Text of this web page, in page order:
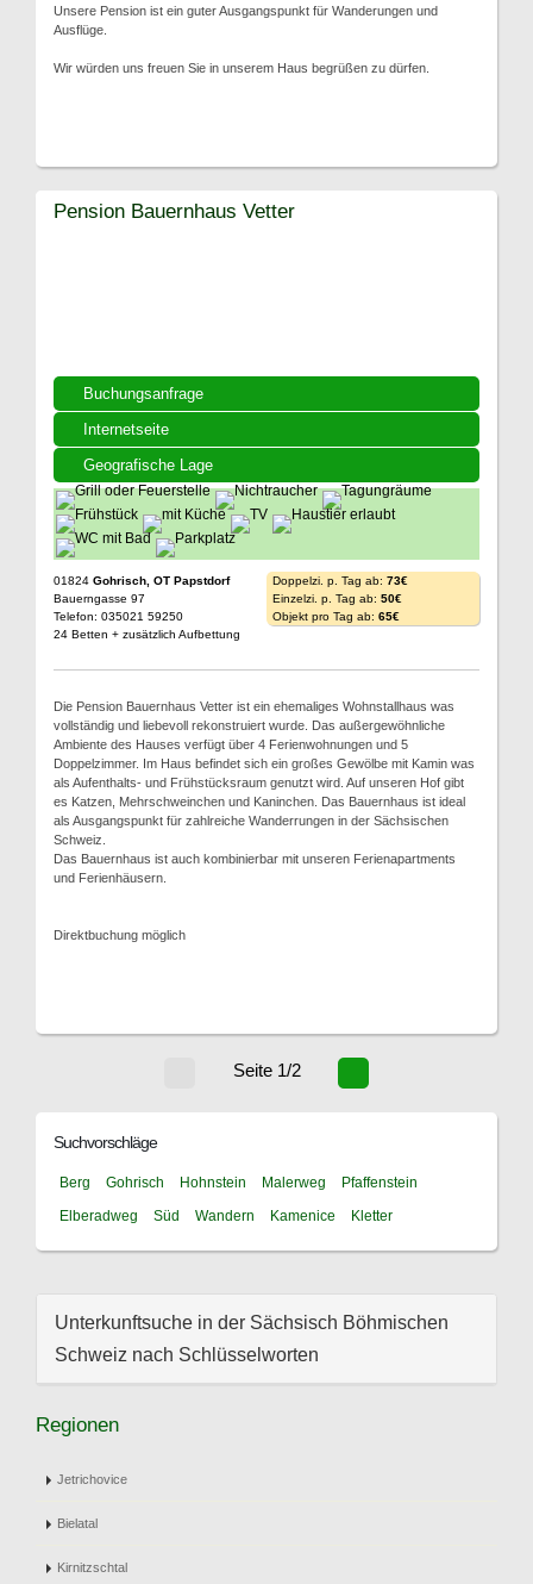
Unsere Pension ist ein guter Ausgangspunkt für Wanderungen und
Ausflüge.
Wir würden uns freuen Sie in unserem Haus begrüßen zu dürfen.
Buchungsanfrage
Internetseite
Geografische Lage
Pension Bauernhaus Vetter
01824 Gohrisch, OT Papstdorf
Bauerngasse 97
Telefon: 035021 59250
24 Betten + zusätzlich Aufbettung
Doppelzi. p. Tag ab: 73€
Einzelzi. p. Tag ab: 50€
Objekt pro Tag ab: 65€
Die Pension Bauernhaus Vetter ist ein ehemaliges Wohnstallhaus was
vollständig und liebevoll rekonstruiert wurde. Das außergewöhnliche
Ambiente des Hauses verfügt über 4 Ferienwohnungen und 5
Doppelzimmer. Im Haus befindet sich ein großes Gewölbe mit Kamin was
als Aufenthalts- und Frühstücksraum genutzt wird. Auf unseren Hof gibt
es Katzen, Mehrschweinchen und Kaninchen. Das Bauernhaus ist ideal
als Ausgangspunkt für zahlreiche Wanderrungen in der Sächsischen
Schweiz.
Das Bauernhaus ist auch kombinierbar mit unseren Ferienapartments
und Ferienhäusern.
Direktbuchung möglich
Seite 1/2
Suchvorschläge
Berg Gohrisch Hohnstein Malerweg
Pfaffenstein
Elberadweg
Süd Wandern Kamenice Kletter
Unterkunftsuche in der Sächsisch Böhmischen
Schweiz nach Schlüsselworten
Regionen
Jetrichovice
Bielatal
Kirnitzschtal